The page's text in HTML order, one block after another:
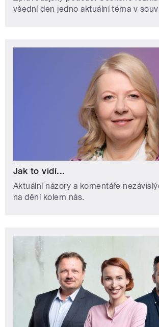
všední den jedno aktuální téma v
Jak to vidí...
Aktuální názory a komentáře
na dění kolem nás.